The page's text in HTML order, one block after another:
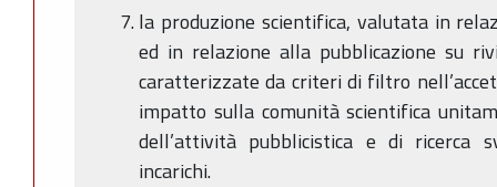
la produzione scientifica, valutata in
ed in relazione alla pubblicazione su
caratterizzate da criteri di filtro
impatto sulla comunità scientifica
dell’attività pubblicistica e di ricerca
incarichi.